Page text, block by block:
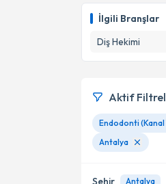
İlgili Branşlar
Diş Hekimi
Aktif
Endodonti (Kanal
Antalya
Şehir Antalya